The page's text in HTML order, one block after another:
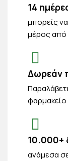
14
μπορείς
μέρος από
Δωρεάν
φαρμακείο
10.000+
ανάμεσα